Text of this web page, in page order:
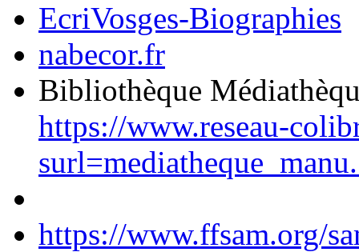
EcriVosges-Biographies
nabecor.fr
Bibliothèque
https://www.reseau-
https://www.ffsam.org/